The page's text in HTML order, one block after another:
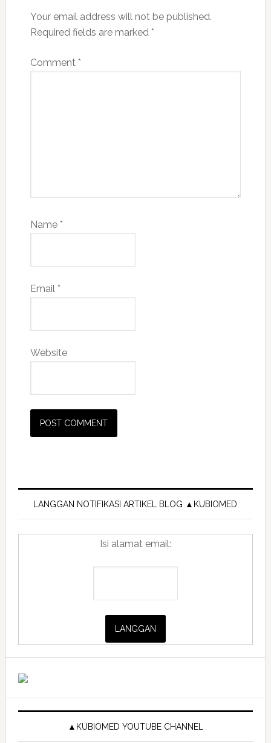
Your email address will not be published.
Required fields are marked *
Comment *
Name *
Email *
Website
Primary
Sidebar
LANGGAN NOTIFIKASI ARTIKEL BLOG ▲KUBIOMED
Isi alamat email:
▲KUBIOMED YOUTUBE CHANNEL